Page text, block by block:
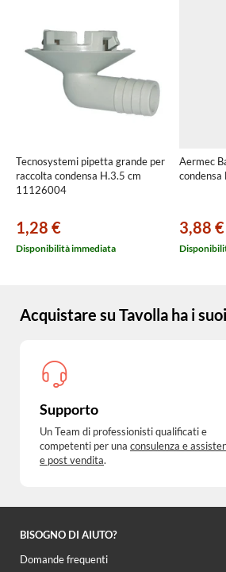
Tecnosystemi pipetta grande per
raccolta condensa H.3.5 cm
11126004
1,28 €
Disponibilità immediata
Aermec
condensa
3,88 €
Acquistare su Tavolla ha i
Supporto
Un Team di professionisti qualificati e
competenti per una consulenza e
e post vendita.
BISOGNO DI AIUTO?
Domande frequenti